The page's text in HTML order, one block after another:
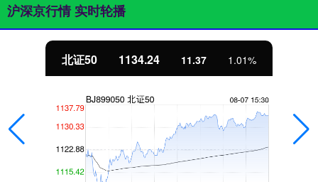
沪深京行情 实时轮播
北证50 1134.24 11.37 1.01%